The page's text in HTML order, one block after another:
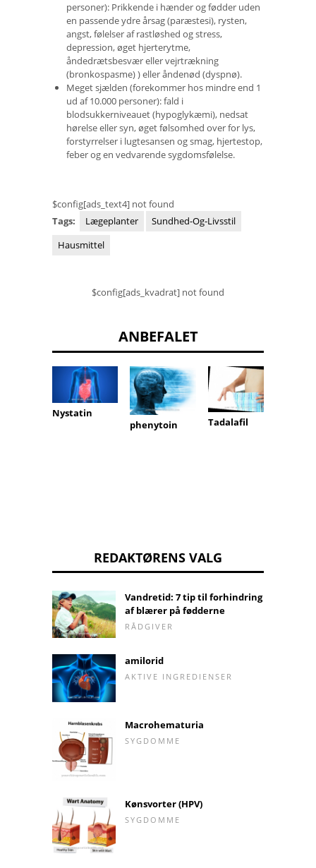
personer): Prikkende i hænder og fødder uden
en passende ydre årsag (paræstesi), rysten,
angst, følelser af rastløshed og stress,
depression, øget hjerterytme,
åndedrætsbesvær eller vejrtrækning
(bronkospasme) ) eller åndenød (dyspnø).
Meget sjælden (forekommer hos mindre end 1
ud af 10.000 personer): fald i
blodsukkerniveauet (hypoglykæmi), nedsat
hørelse eller syn, øget følsomhed over for lys,
forstyrrelser i lugtesansen og smag, hjertestop,
feber og en vedvarende sygdomsfølelse.
$config[ads_text4] not found
Tags:
Lægeplanter
Sundhed-Og-Livsstil
Hausmittel
$config[ads_kvadrat] not found
ANBEFALET
Nystatin
phenytoin
Tadalafil
REDAKTØRENS VALG
Vandretid: 7 tip til forhindring
af blærer på fødderne
RÅDGIVER
amilorid
AKTIVE INGREDIENSER
Macrohematuria
SYGDOMME
Kønsvorter (HPV)
SYGDOMME